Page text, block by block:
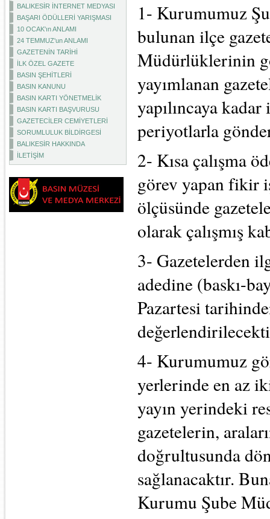
BALIKESİR İNTERNET MEDYASI
BAŞARI ÖDÜLLERİ YARIŞMASI
10 OCAK'ın ANLAMI
24 TEMMUZ'un ANLAMI
GAZETENİN TARİHİ
İLK ÖZEL GAZETE
BASIN ŞEHİTLERİ
BASIN KANUNU
BASIN KARTI YÖNETMELİK
BASIN KARTI BAŞVURUSU
GAZETECİLER CEMİYETLERİ
SORUMLULUK BİLDİRGESİ
BALIKESİR HAKKINDA
İLETİŞİM
1- Kurumumuz
bulunan ilçe
Müdürlüklerinin
yayımlanan
yapılıncaya
periyotlarla
2- Kısa çalışma
görev yapan
ölçüsünde
olarak çalışmış
3- Gazetelerden
adedine (baskı-
Pazartesi
4- Kurumumuz
yerlerinde en az
yayın yerindeki
gazetelerin,
doğrultusunda
sağlanacaktır.
Kurumu Şube